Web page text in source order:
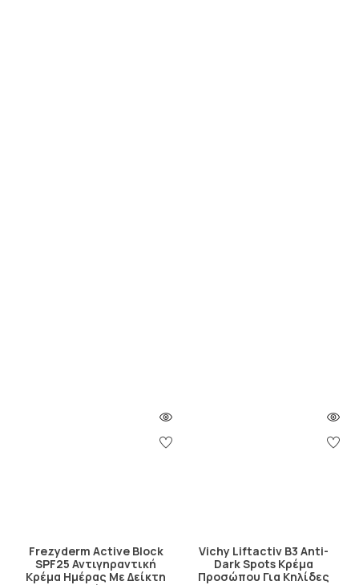
Frezyderm Active Block
SPF25 Αντιγηραντική
Κρέμα Ημέρας Με Δείκτη
Vichy Liftactiv B3 Anti-
Dark Spots Κρέμα
Προσώπου Για Κηλίδες